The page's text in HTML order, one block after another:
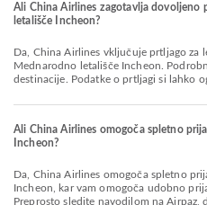
Ali China Airlines zagotavlja dovoljeno
letališče Incheon?
Da, China Airlines vključuje prtljago za lete Domače & Mednarodni do
Mednarodno letališče Incheon.
destinacije. Podatke o prtljagi si lahko
Ali China Airlines omogoča spletno
Incheon?
Da, China Airlines omogoča spletno prijavo za lete v Mednarodno letališče
Incheon, kar vam omogoča udobno
Preprosto sledite navodilom na Airpaz,